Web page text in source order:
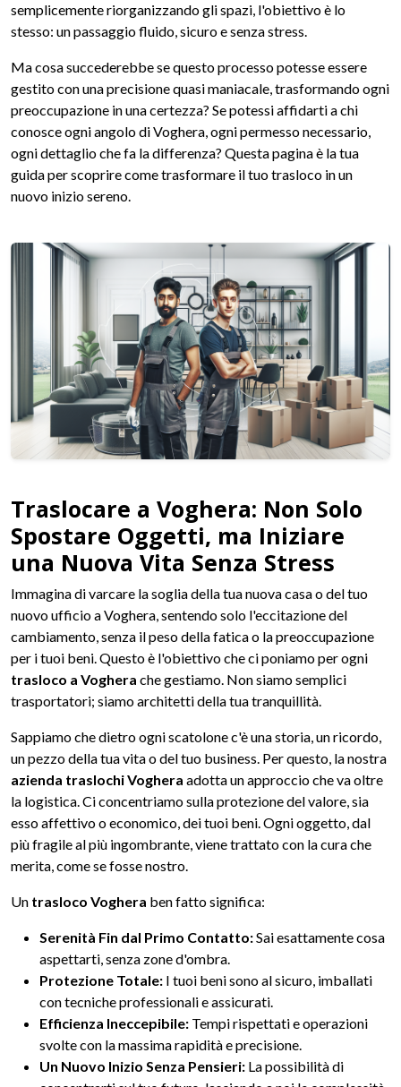
semplicemente riorganizzando gli spazi, l'obiettivo è lo
stesso: un passaggio fluido, sicuro e senza stress.
Ma cosa succederebbe se questo processo potesse essere
gestito con una precisione quasi maniacale, trasformando ogni
preoccupazione in una certezza? Se potessi affidarti a chi
conosce ogni angolo di Voghera, ogni permesso necessario,
ogni dettaglio che fa la differenza? Questa pagina è la tua
guida per scoprire come trasformare il tuo trasloco in un
nuovo inizio sereno.
Traslocare a Voghera: Non Solo
Spostare Oggetti, ma Iniziare
una Nuova Vita Senza Stress
Immagina di varcare la soglia della tua nuova casa o del tuo
nuovo ufficio a Voghera, sentendo solo l'eccitazione del
cambiamento, senza il peso della fatica o la preoccupazione
per i tuoi beni. Questo è l'obiettivo che ci poniamo per ogni
trasloco a Voghera che gestiamo. Non siamo semplici
trasportatori; siamo architetti della tua tranquillità.
Sappiamo che dietro ogni scatolone c'è una storia, un ricordo,
un pezzo della tua vita o del tuo business. Per questo, la nostra
azienda traslochi Voghera adotta un approccio che va oltre
la logistica. Ci concentriamo sulla protezione del valore, sia
esso affettivo o economico, dei tuoi beni. Ogni oggetto, dal
più fragile al più ingombrante, viene trattato con la cura che
merita, come se fosse nostro.
Un trasloco Voghera ben fatto significa:
Serenità Fin dal Primo Contatto:Sai esattamente cosa
aspettarti, senza zone d'ombra.
Protezione Totale: I tuoi beni sono al sicuro, imballati
con tecniche professionali e assicurati.
Efficienza Ineccepibile: Tempi rispettati e operazioni
svolte con la massima rapidità e precisione.
Un Nuovo Inizio Senza Pensieri: La possibilità di